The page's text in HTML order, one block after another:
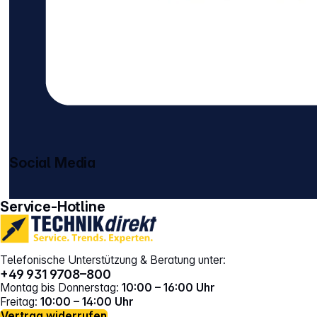
Service-Hotline
Telefonische Unterstützung & Beratung unter:
+49 931 9708–800
Montag bis Donnerstag: 10:00 – 16:00 Uhr
Freitag: 10:00 – 14:00 Uhr
Social Media